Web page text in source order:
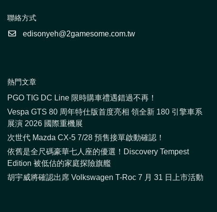
聯絡方式
edisonyeh@2gamesome.com.tw
熱門文章
PGO TIG DC Line 限時購車禮遇錯過不再！
Vespa GTS 80 周年特仕版首度亮相 領全新 180 引擎車系
展演 2026 國際重機展
次世代 Mazda CX-5 7/28 預售接單啟動確認！
依舊是全尺碼豪華七人座的優選！Discovery Tempest
Edition 被低估的家庭探險旗艦
胡宇威將確認出席 Volkswagen T-Roc 7 月 31 日上市活動